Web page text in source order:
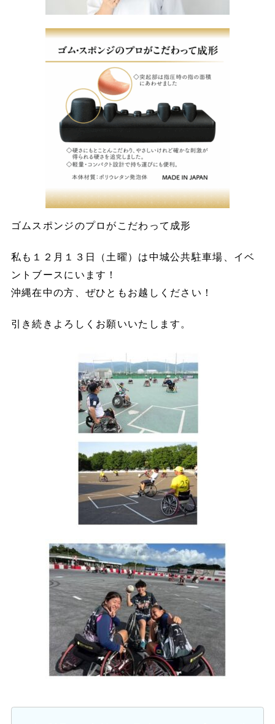
ゴムスポンジのプロがこだわって成形
私も１２月１３日（土曜）は中城公共駐車場、イベ
ントブースにいます！
沖縄在中の方、ぜひともお越しください！
引き続きよろしくお願いいたします。